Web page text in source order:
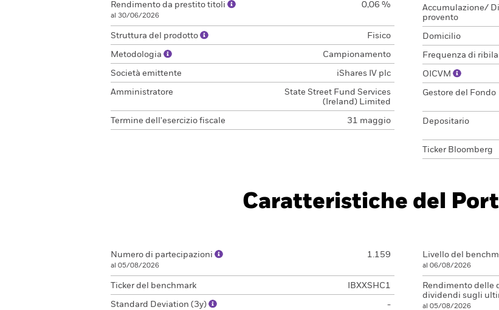
Rendimento da prestito titoli
al 30/06/2026
0,06 %
Struttura del prodotto Fisico
Metodologia Campionamento
Società emittente iShares IV plc
Amministratore
State Street Fund Services
(Ireland) Limited
Termine dell'esercizio fiscale 31 maggio
Accumulazione/
provento
Domicilio
Frequenza di
OICVM
Gestore del Fondo
Depositario
Ticker Bloomberg
Caratteristiche del
Numero di partecipazioni
al 05/08/2026
1.159
Ticker del benchmark IBXXSHC1
Standard Deviation (3y) -
Livello del
al 06/08/2026
Rendimento delle
dividendi sugli
al 05/08/2026